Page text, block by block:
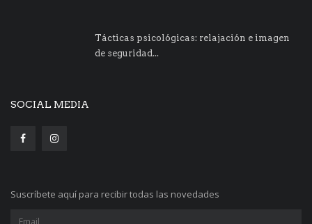
Tácticas psicológicas: relajación e imagen
de seguridad...
SOCIAL MEDIA
Suscríbete aquí para recibir todas las novedades